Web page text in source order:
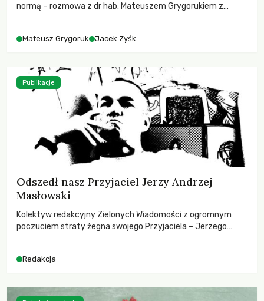
normą – rozmowa z dr hab. Mateuszem Grygorukiem z
Mateusz Grygoruk Jacek Zyśk
Odszedł nasz Przyjaciel Jerzy Andrzej
Masłowski
Kolektyw redakcyjny Zielonych Wiadomości z ogromnym
poczuciem straty żegna swojego Przyjaciela – Jerzego
Redakcja
Publikacje